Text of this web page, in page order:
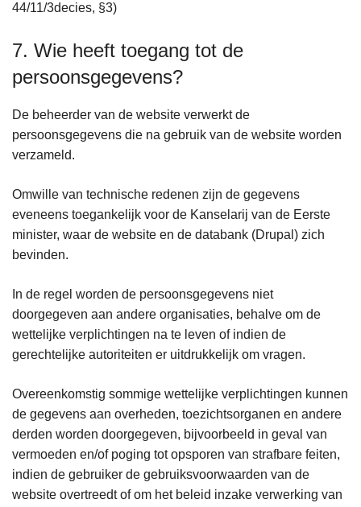
44/11/3decies, §3)
7. Wie heeft toegang tot de
persoonsgegevens?
De beheerder van de website verwerkt de
persoonsgegevens die na gebruik van de website worden
verzameld.
Omwille van technische redenen zijn de gegevens
eveneens toegankelijk voor de Kanselarij van de Eerste
minister, waar de website en de databank (Drupal) zich
bevinden.
In de regel worden de persoonsgegevens niet
doorgegeven aan andere organisaties, behalve om de
wettelijke verplichtingen na te leven of indien de
gerechtelijke autoriteiten er uitdrukkelijk om vragen.
Overeenkomstig sommige wettelijke verplichtingen kunnen
de gegevens aan overheden, toezichtsorganen en andere
derden worden doorgegeven, bijvoorbeeld in geval van
vermoeden en/of poging tot opsporen van strafbare feiten,
indien de gebruiker de gebruiksvoorwaarden van de
website overtreedt of om het beleid inzake verwerking van